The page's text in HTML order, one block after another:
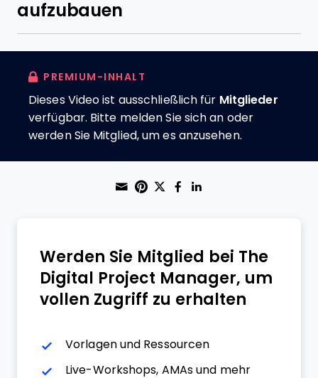
aufzubauen
PREMIUM-INHALT
Dieses Video ist ausschließlich für Mitglieder
verfügbar. Bitte melden Sie sich an oder
werden Sie Mitglied, um es anzusehen.
Share through Email
Print this page
Share on Pinterest
Share on Twitter
Share on
Werden Sie Mitglied bei The
Digital Project Manager, um
vollen Zugriff zu erhalten
Vorlagen und Ressourcen
Live-Workshops, AMAs und mehr